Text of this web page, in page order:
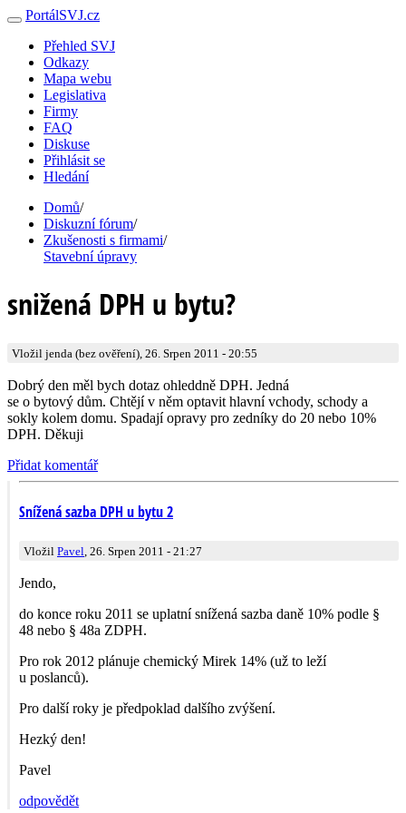
PortálSVJ.cz
Přehled SVJ
Odkazy
Mapa webu
Legislativa
Firmy
FAQ
Diskuse
Přihlásit se
Hledání
Domů/
Diskuzní fórum/
Zkušenosti s firmami/
Stavební úpravy
snižená DPH u bytu?
Vložil jenda (bez ověření), 26. Srpen 2011 - 20:55
Dobrý den měl bych dotaz ohleddně DPH. Jedná
se o bytový dům. Chtějí v něm optavit hlavní vchody, schody a
sokly kolem domu. Spadají opravy pro zedníky do 20 nebo 10%
DPH. Děkuji
Přidat komentář
Snížená sazba DPH u bytu 2
Vložil Pavel, 26. Srpen 2011 - 21:27
Jendo,
do konce roku 2011 se uplatní snížená sazba daně 10% podle §
48 nebo § 48a ZDPH.
Pro rok 2012 plánuje chemický Mirek 14% (už to leží
u poslanců).
Pro další roky je předpoklad dalšího zvýšení.
Hezký den!
Pavel
odpovědět